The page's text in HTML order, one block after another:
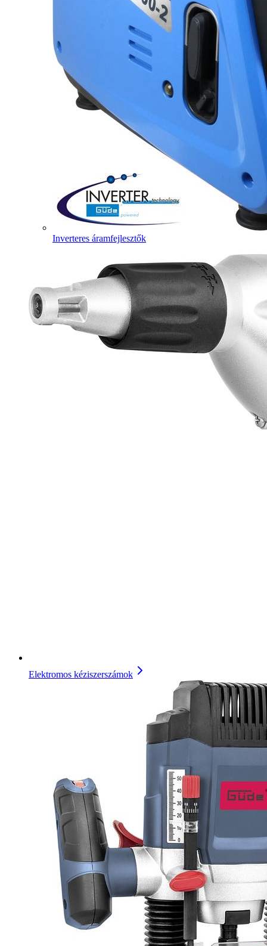
Inverteres áramfejlesztők
Elektromos kéziszerszámok